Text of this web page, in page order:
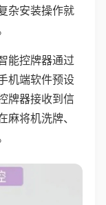
杂安装操作就
能控牌器通过
机端软件预设
牌器接收到信
将机洗牌、